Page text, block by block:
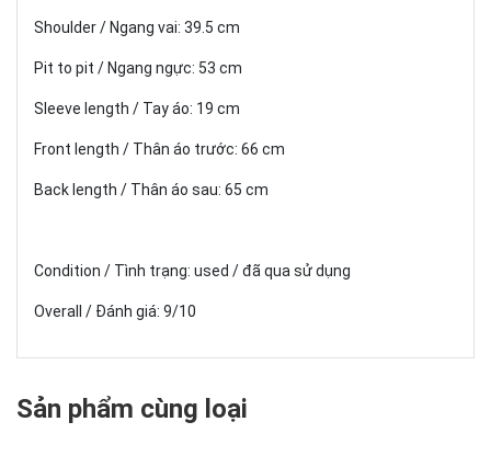
Shoulder / Ngang vai: 39.5 cm
Pit to pit / Ngang ngực: 53 cm
Sleeve length / Tay áo: 19 cm
Front length / Thân áo trước: 66 cm
Back length / Thân áo sau: 65 cm
Condition / Tình trạng: used / đã qua sử dụng
Overall / Đánh giá: 9/10
Sản phẩm cùng loại